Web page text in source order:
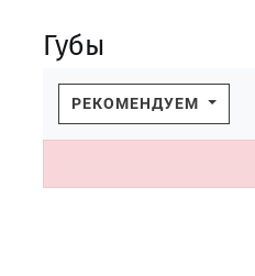
Губы
РЕКОМЕНДУЕМ